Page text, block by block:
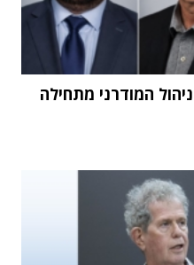
המודרני מתחילה